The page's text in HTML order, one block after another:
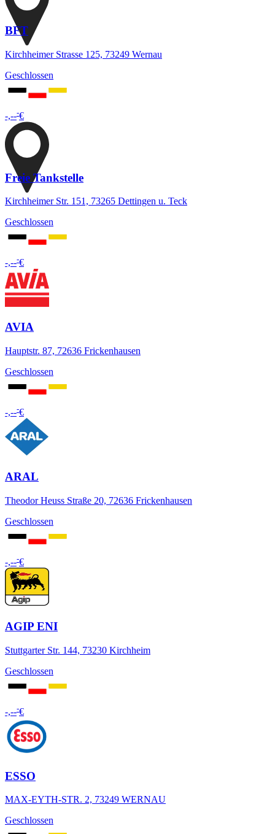
BFT
Kirchheimer Strasse 125, 73249 Wernau
Geschlossen
-,---€
Freie Tankstelle
Kirchheimer Str. 151, 73265 Dettingen u. Teck
Geschlossen
-,---€
AVIA
Hauptstr. 87, 72636 Frickenhausen
Geschlossen
-,---€
ARAL
Theodor Heuss Straße 20, 72636 Frickenhausen
Geschlossen
-,---€
AGIP ENI
Stuttgarter Str. 144, 73230 Kirchheim
Geschlossen
-,---€
ESSO
MAX-EYTH-STR. 2, 73249 WERNAU
Geschlossen